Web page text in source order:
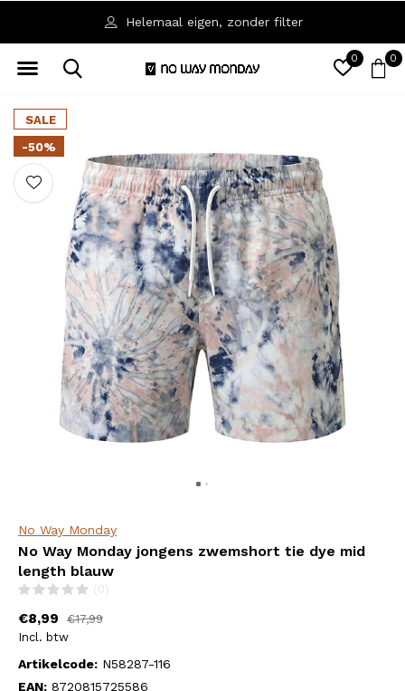
0 0
Helemaal eigen, zonder filter
SALE
-50%
No Way Monday
No Way Monday jongens zwemshort tie dye mid
length blauw
(0)
€8,99
€17,99
Incl. btw
Artikelcode: N58287-116
EAN: 8720815725586